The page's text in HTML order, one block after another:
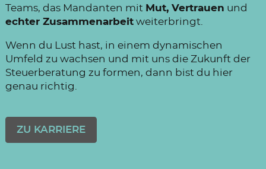
Teams, das Mandanten mit Mut, Vertrauen und
echter Zusammenarbeitweiterbringt.
Wenn du Lust hast, in einem dynamischen
Umfeld zu wachsen und mit uns die Zukunft der
Steuerberatung zu formen, dann bist du hier
genau richtig.
ZU KARRIERE